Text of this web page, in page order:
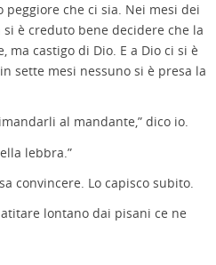
che ci sia. Nei mesi dei
è creduto bene decidere che la
castigo di Dio. E a Dio ci si è
sette mesi nessuno si è presa la
al mandante,” dico io.
lebbra.”
convincere. Lo capisco subito.
lontano dai pisani ce ne